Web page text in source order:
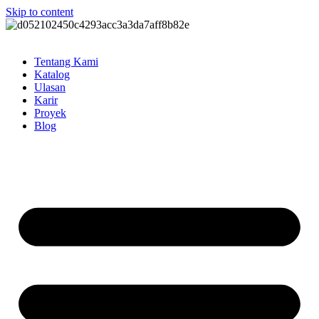
Skip to content
Tentang Kami
Katalog
Ulasan
Karir
Proyek
Blog